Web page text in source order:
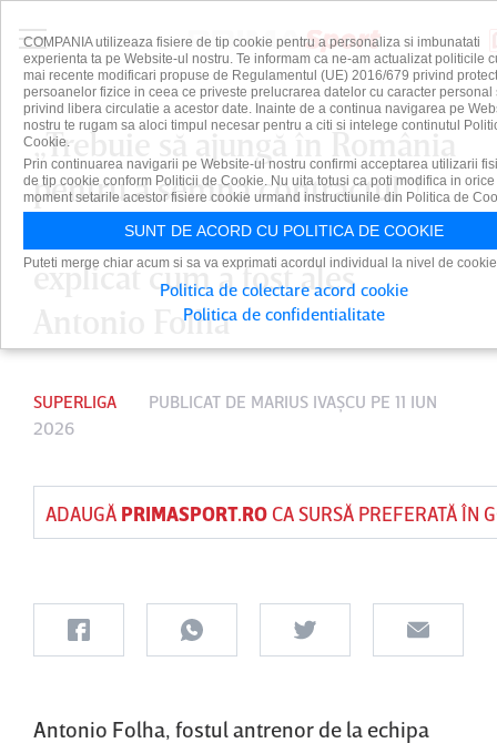
„Trebuie să ajungă în România
pentru a semna contractul”!
Conducerea CFR-ului a
explicat cum a fost ales
Antonio Folha
SUPERLIGA PUBLICAT DE MARIUS IVAŞCU PE 11 IUN
2026
ADAUGĂ PRIMASPORT.ROCA SURSĂ PREFERATĂ ÎN
Antonio Folha, fostul antrenor de la echipa
COMPANIA utilizeaza fisiere de tip cookie pentru a personaliza si imbunatati
experienta ta pe Website-ul nostru. Te informam ca ne-am actualizat politicile
mai recente modificari propuse de Regulamentul (UE) 2016/679 privind
persoanelor fizice in ceea ce priveste prelucrarea datelor cu caracter personal
privind libera circulatie a acestor date. Inainte de a continua navigarea pe
nostru te rugam sa aloci timpul necesar pentru a citi si intelege continutul
Cookie.
Prin continuarea navigarii pe Website-ul nostru confirmi acceptarea utilizarii
de tip cookie conform Politicii de Cookie. Nu uita totusi ca poti modifica in orice
moment setarile acestor fisiere cookie urmand instructiunile din Politica de
SUNT DE ACORD CU POLITICA DE COOKIE
Puteti merge chiar acum si sa va exprimati acordul individual la nivel de
Politica de colectare acord cookie
Politica de confidentialitate